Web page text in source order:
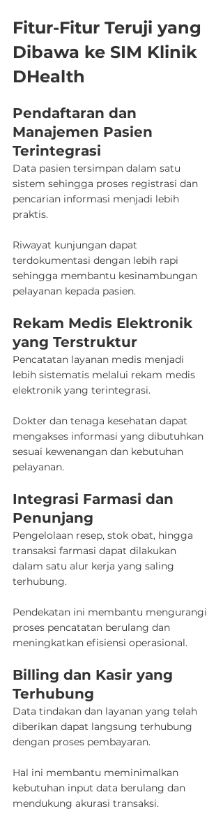
Fitur-Fitur Teruji yang
Dibawa ke SIM Klinik
DHealth
Pendaftaran dan
Manajemen Pasien
Terintegrasi
Data pasien tersimpan dalam satu
sistem sehingga proses registrasi dan
pencarian informasi menjadi lebih
praktis.
Riwayat kunjungan dapat
terdokumentasi dengan lebih rapi
sehingga membantu kesinambungan
pelayanan kepada pasien.
Rekam Medis Elektronik
yang Terstruktur
Pencatatan layanan medis menjadi
lebih sistematis melalui rekam medis
elektronik yang terintegrasi.
Dokter dan tenaga kesehatan dapat
mengakses informasi yang dibutuhkan
sesuai kewenangan dan kebutuhan
pelayanan.
Integrasi Farmasi dan
Penunjang
Pengelolaan resep, stok obat, hingga
transaksi farmasi dapat dilakukan
dalam satu alur kerja yang saling
terhubung.
Pendekatan ini membantu mengurangi
proses pencatatan berulang dan
meningkatkan efisiensi operasional.
Billing dan Kasir yang
Terhubung
Data tindakan dan layanan yang telah
diberikan dapat langsung terhubung
dengan proses pembayaran.
Hal ini membantu meminimalkan
kebutuhan input data berulang dan
mendukung akurasi transaksi.